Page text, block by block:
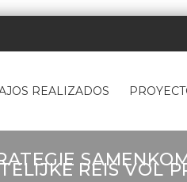
REALIZADOS
REIS VOL